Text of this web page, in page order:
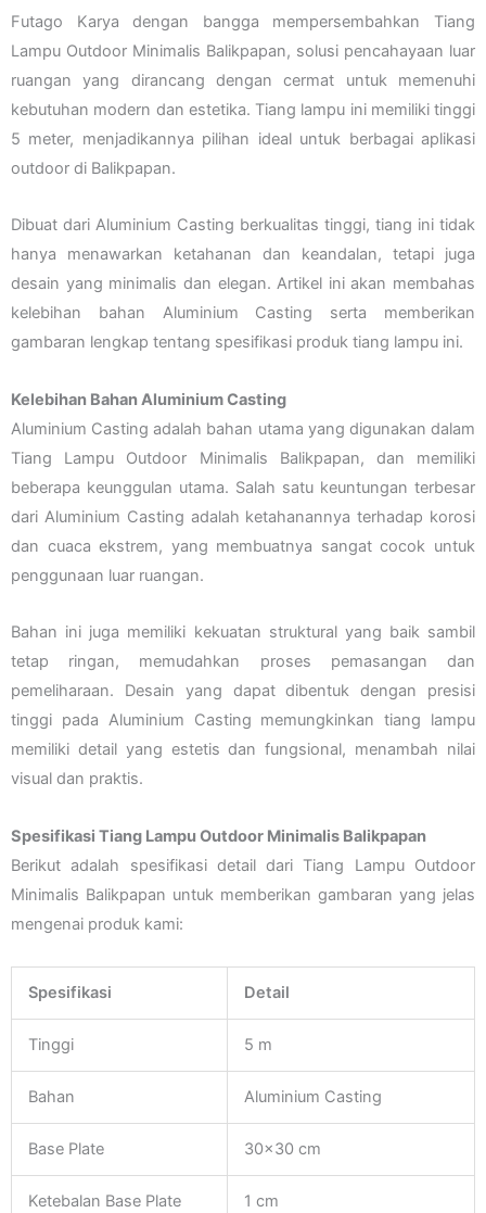
Futago Karya dengan bangga mempersembahkan Tiang
Lampu Outdoor Minimalis Balikpapan, solusi pencahayaan luar
ruangan yang dirancang dengan cermat untuk memenuhi
kebutuhan modern dan estetika. Tiang lampu ini memiliki tinggi
5 meter, menjadikannya pilihan ideal untuk berbagai aplikasi
outdoor di Balikpapan.
Dibuat dari Aluminium Casting berkualitas tinggi, tiang ini tidak
hanya menawarkan ketahanan dan keandalan, tetapi juga
desain yang minimalis dan elegan. Artikel ini akan membahas
kelebihan bahan Aluminium Casting serta memberikan
gambaran lengkap tentang spesifikasi produk tiang lampu ini.
Kelebihan Bahan Aluminium Casting
Aluminium Casting adalah bahan utama yang digunakan dalam
Tiang Lampu Outdoor Minimalis Balikpapan, dan memiliki
beberapa keunggulan utama. Salah satu keuntungan terbesar
dari Aluminium Casting adalah ketahanannya terhadap korosi
dan cuaca ekstrem, yang membuatnya sangat cocok untuk
penggunaan luar ruangan.
Bahan ini juga memiliki kekuatan struktural yang baik sambil
tetap ringan, memudahkan proses pemasangan dan
pemeliharaan. Desain yang dapat dibentuk dengan presisi
tinggi pada Aluminium Casting memungkinkan tiang lampu
memiliki detail yang estetis dan fungsional, menambah nilai
visual dan praktis.
Spesifikasi Tiang Lampu Outdoor Minimalis Balikpapan
Berikut adalah spesifikasi detail dari Tiang Lampu Outdoor
Minimalis Balikpapan untuk memberikan gambaran yang jelas
mengenai produk kami:
Spesifikasi Detail
Tinggi 5 m
Bahan Aluminium Casting
Base Plate 30×30 cm
Ketebalan Base Plate 1 cm